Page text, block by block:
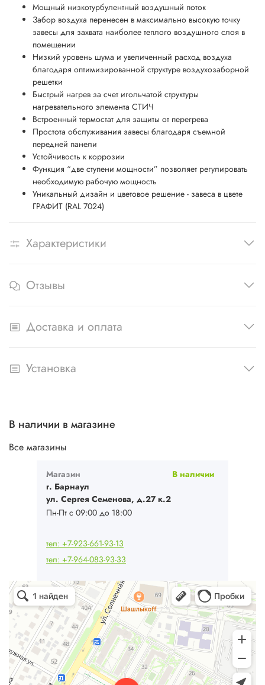
Мощный низкотурбулентный воздушный поток
Забор воздуха перенесен в максимально высокую точку
завесы для захвата наиболее теплого воздушного слоя в
помещении
Низкий уровень шума и увеличенный расход воздуха
благодаря оптимизированной структуре воздухозаборной
решетки
Быстрый нагрев за счет игольчатой структуры
нагревательного элемента СТИЧ
Встроенный термостат для защиты от перегрева
Простота обслуживания завесы благодаря съемной
передней панели
Устойчивость к коррозии
Функция “две ступени мощности” позволяет регулировать
необходимую рабочую мощность
Уникальный дизайн и цветовое решение - завеса в цвете
ГРАФИТ (RAL 7024)
Характеристики
Отзывы
Доставка и оплата
Установка
В наличии в магазине
Все магазины
Магазин
В наличии
г. Барнаул
ул. Сергея Семенова, д.27 к.2
Пн-Пт с 09:00 до 18:00
тел: +7-923-661-93-13
тел: +7-964-083-93-33
Ваш Климат
Кондиционеры в Барнауле
Системы вентиляции в Барнауле